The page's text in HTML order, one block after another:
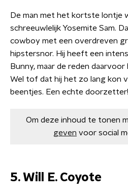
De man met het kortste lontje
schreeuwlelijk Yosemite Sam.
cowboy met een overdreven
hipstersnor. Hij heeft een
Bunny, maar de reden
Wel tof dat hij het zo lang kon
beentjes. Een echte doorzetter!
Om deze inhoud te tonen
geven voor social
5. Will E. Coyote